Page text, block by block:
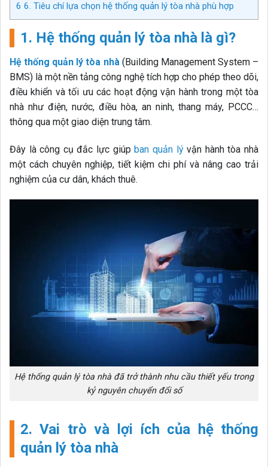
6 6. Tiêu chí lựa chọn hệ thống quản lý tòa nhà phù hợp
1. Hệ thống quản lý tòa nhà là gì?
Hệ thống quản lý tòa nhà(Building Management System –
BMS) là một nền tảng công nghệ tích hợp cho phép theo dõi,
điều khiển và tối ưu các hoạt động vận hành trong một tòa
nhà như điện, nước, điều hòa, an ninh, thang máy, PCCC…
thông qua một giao diện trung tâm.
Đây là công cụ đắc lực giúpban quản lývận hành tòa nhà
một cách chuyên nghiệp, tiết kiệm chi phí và nâng cao trải
nghiệm của cư dân, khách thuê.
Hệ thống quản lý tòa nhà đã trở thành nhu cầu thiết yếu trong
kỷ nguyên chuyển đổi số
2. Vai trò và lợi ích của hệ thống
quản lý tòa nhà